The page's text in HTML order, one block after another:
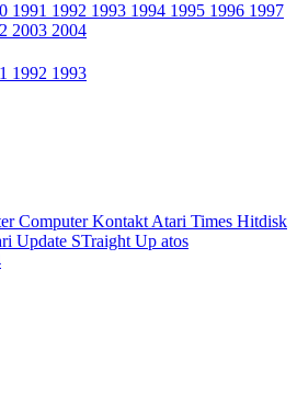
1991 1992 1993 1994 1995 1996 1997
2003 2004
1992 1993
Computer Kontakt Atari Times Hitdisk
Update STraight Up atos